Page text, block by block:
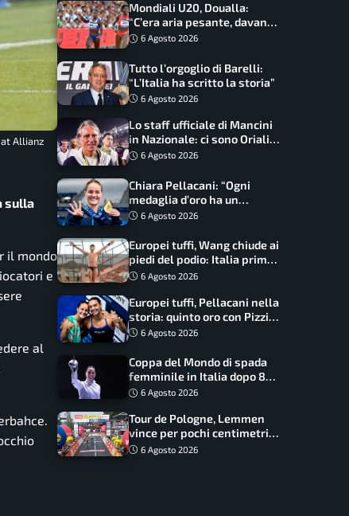
at Allianz
sulla
il mondo
e
al
Mondiali U20, Doualla:
“C’era aria pesante, davano
le mascherine! Finale? Non
6 Agosto 2026
Tutto l’orgoglio di Barelli:
“L’Italia ha scritto la storia”
6 Agosto 2026
Lo staff ufficiale di Mancini
in Nazionale: ci sono Oriali e
Bonucci, confermato un
6 Agosto 2026
Chiara Pellacani: “Ogni
medaglia d’oro ha un
significato diverso. Ho fatto
6 Agosto 2026
Europei tuffi, Wang chiude ai
piedi del podio: Italia prima
nel medagliere
6 Agosto 2026
Europei tuffi, Pellacani nella
storia: quinto oro con Pizzini
nel sincro da 3 metri
6 Agosto 2026
Coppa del Mondo di spada
femminile in Italia dopo 8
anni, Alberta Santuccio: “Il
frutti”
6 Agosto 2026
Tour de Pologne, Lemmen
vince per pochi centimetri
su Scaroni: maxi-caduta e
6 Agosto 2026